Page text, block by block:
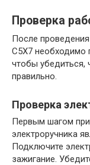
Проверка
После
С5Х7 необходимо
чтобы убедиться,
правильно.
Проверка
Первым шагом
электроручника
Подключите
зажигание.